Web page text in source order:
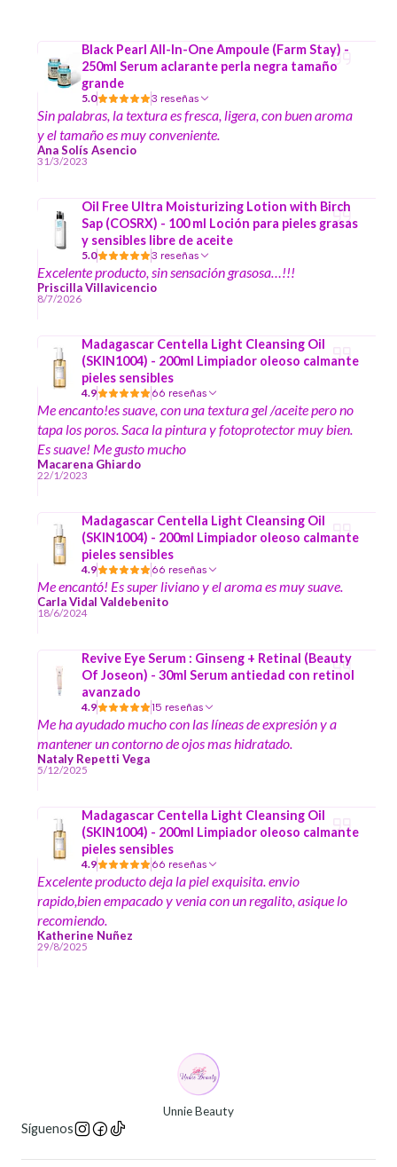
Black Pearl All-In-One Ampoule (Farm Stay) -
250ml Serum aclarante perla negra tamaño
grande
5.0 3 reseñas
Sin palabras, la textura es fresca, ligera, con buen aroma
y el tamaño es muy conveniente.
Ana Solís Asencio
31/3/2023
Oil Free Ultra Moisturizing Lotion with Birch
Sap (COSRX) - 100 ml Loción para pieles grasas
y sensibles libre de aceite
5.0 3 reseñas
Excelente producto, sin sensación grasosa…!!!
Priscilla Villavicencio
8/7/2026
Madagascar Centella Light Cleansing Oil
(SKIN1004) - 200ml Limpiador oleoso calmante
pieles sensibles
4.9 66 reseñas
Me encanto!es suave, con una textura gel /aceite pero no
tapa los poros. Saca la pintura y fotoprotector muy bien.
Es suave! Me gusto mucho
Macarena Ghiardo
22/1/2023
Madagascar Centella Light Cleansing Oil
(SKIN1004) - 200ml Limpiador oleoso calmante
pieles sensibles
4.9 66 reseñas
Me encantó! Es super liviano y el aroma es muy suave.
Carla Vidal Valdebenito
18/6/2024
Revive Eye Serum : Ginseng + Retinal (Beauty
Of Joseon) - 30ml Serum antiedad con retinol
avanzado
4.9 15 reseñas
Me ha ayudado mucho con las líneas de expresión y a
mantener un contorno de ojos mas hidratado.
Nataly Repetti Vega
5/12/2025
Madagascar Centella Light Cleansing Oil
(SKIN1004) - 200ml Limpiador oleoso calmante
pieles sensibles
4.9 66 reseñas
Excelente producto deja la piel exquisita. envio
rapido,bien empacado y venia con un regalito, asique lo
recomiendo.
Katherine Nuñez
29/8/2025
Unnie Beauty
Síguenos